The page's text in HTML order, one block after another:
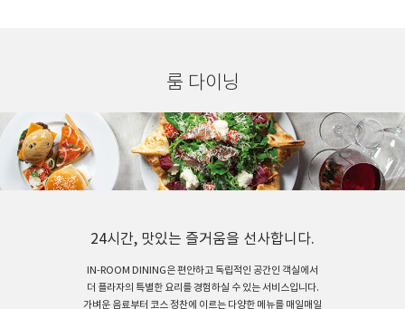
룸 다이닝
24시간, 맛있는 즐거움을 선사합니다.
IN-ROOM DINING은 편안하고 독립적인 공간인 객실에서
더 플라자의 특별한 요리를 경험하실 수 있는 서비스입니다.
가벼운 음료부터 코스 정찬에 이르는 다양한 메뉴를 매일매일